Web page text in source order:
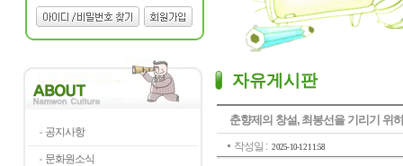
공지사항
문화원소식
자유게시판
춘향제의 창설, 최봉선을 기리기 위
작성일 : 2025-10-12 11:58